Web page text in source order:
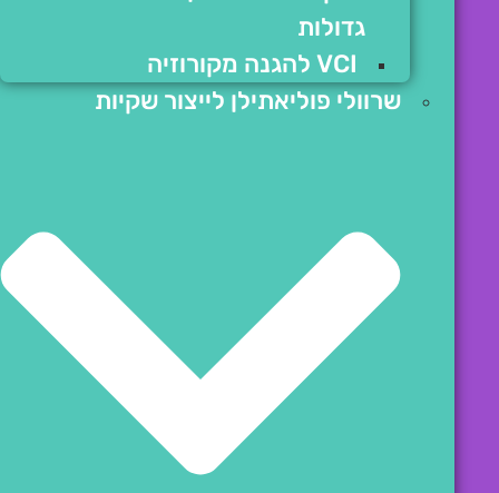
גדולות
VCI להגנה מקורוזיה
שרוולי פוליאתילן לייצור שקיות